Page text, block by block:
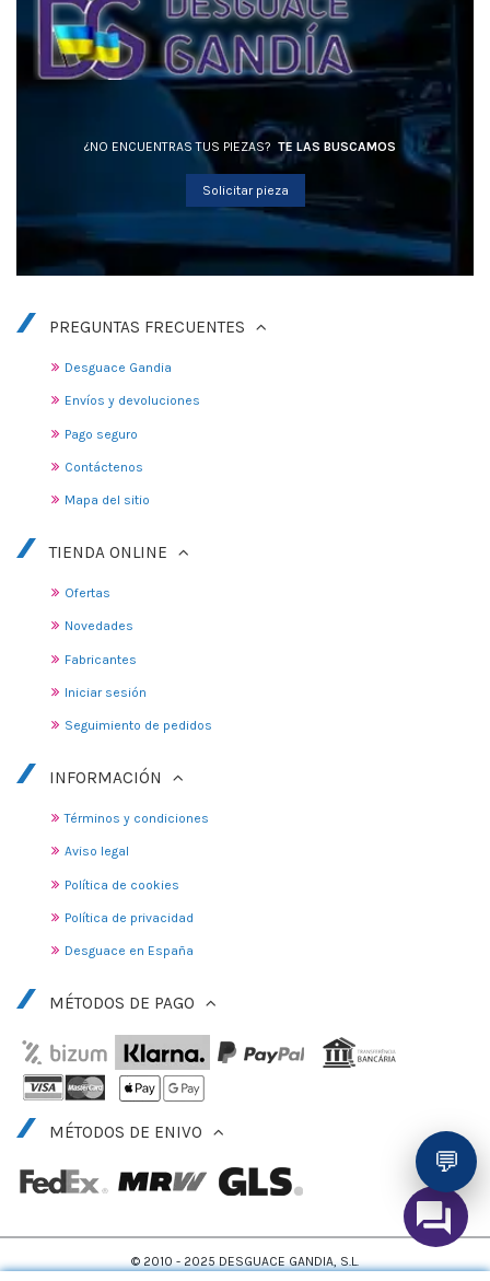
¿NO ENCUENTRAS TUS PIEZAS? TE LAS BUSCAMOS
Solicitar pieza
PREGUNTAS FRECUENTES
Desguace Gandia
Envíos y devoluciones
Pago seguro
Contáctenos
Mapa del sitio
TIENDA ONLINE
Ofertas
Novedades
Fabricantes
Iniciar sesión
Seguimiento de pedidos
INFORMACIÓN
Términos y condiciones
Aviso legal
Política de cookies
Política de privacidad
Desguace en España
MÉTODOS DE PAGO
MÉTODOS DE ENIVO
💬
© 2010 - 2025 DESGUACE GANDIA, S.L.